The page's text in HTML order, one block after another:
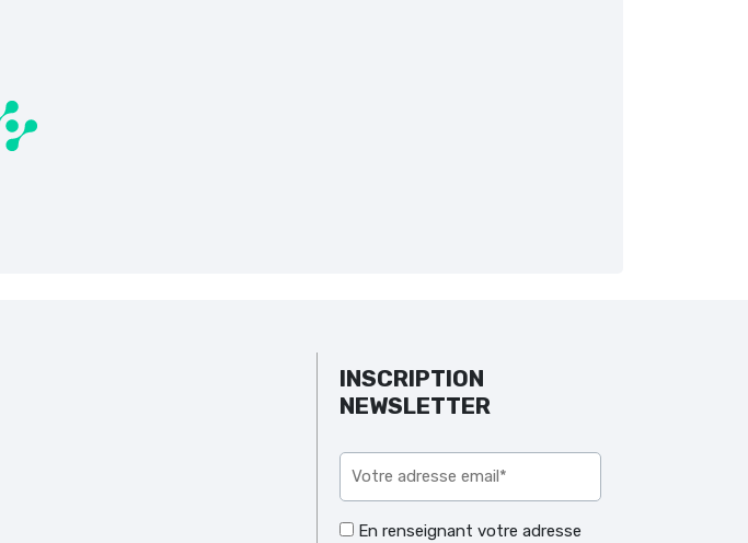
INSCRIPTION
NEWSLETTER
En renseignant votre adresse